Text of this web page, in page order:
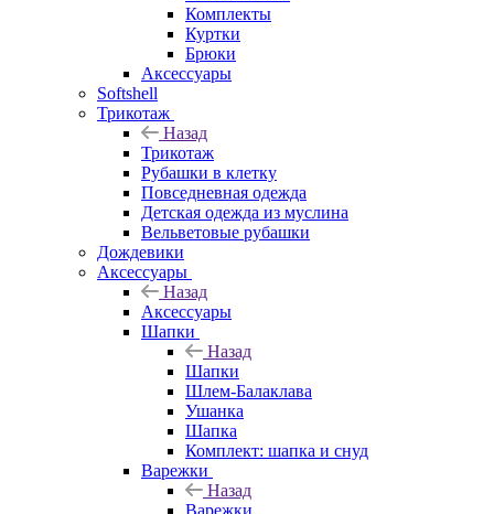
Комплекты
Куртки
Брюки
Аксессуары
Softshell
Трикотаж
Назад
Трикотаж
Рубашки в клетку
Повседневная одежда
Детская одежда из муслина
Вельветовые рубашки
Дождевики
Аксессуары
Назад
Аксессуары
Шапки
Назад
Шапки
Шлем-Балаклава
Ушанка
Шапка
Комплект: шапка и снуд
Варежки
Назад
Варежки